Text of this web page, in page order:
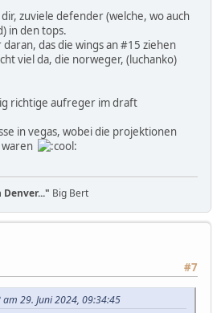
zuviele defender (welche, wo auch
in den tops.
das die wings an #15 ziehen
viel da, die norweger, (luchanko)
richtige aufreger im draft
in vegas, wobei die projektionen
waren
Big Bert
#7
29. Juni 2024, 09:34:45